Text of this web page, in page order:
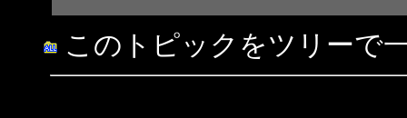
このトピックをツリーで